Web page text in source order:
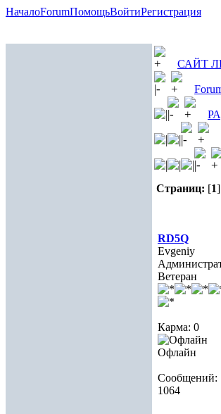
НачалоForumПомощьВойтиРегистрация
САЙТ
Страниц: [1]
RD5Q
Evgeniy
Ветеран
Карма: 0
Офлайн
Сообщений:
1064